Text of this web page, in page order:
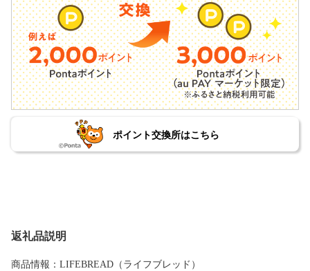
ポイント交換所はこちら
返礼品説明
商品情報：LIFEBREAD（ライフブレッド）